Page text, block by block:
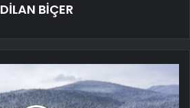
DİLAN BİÇER